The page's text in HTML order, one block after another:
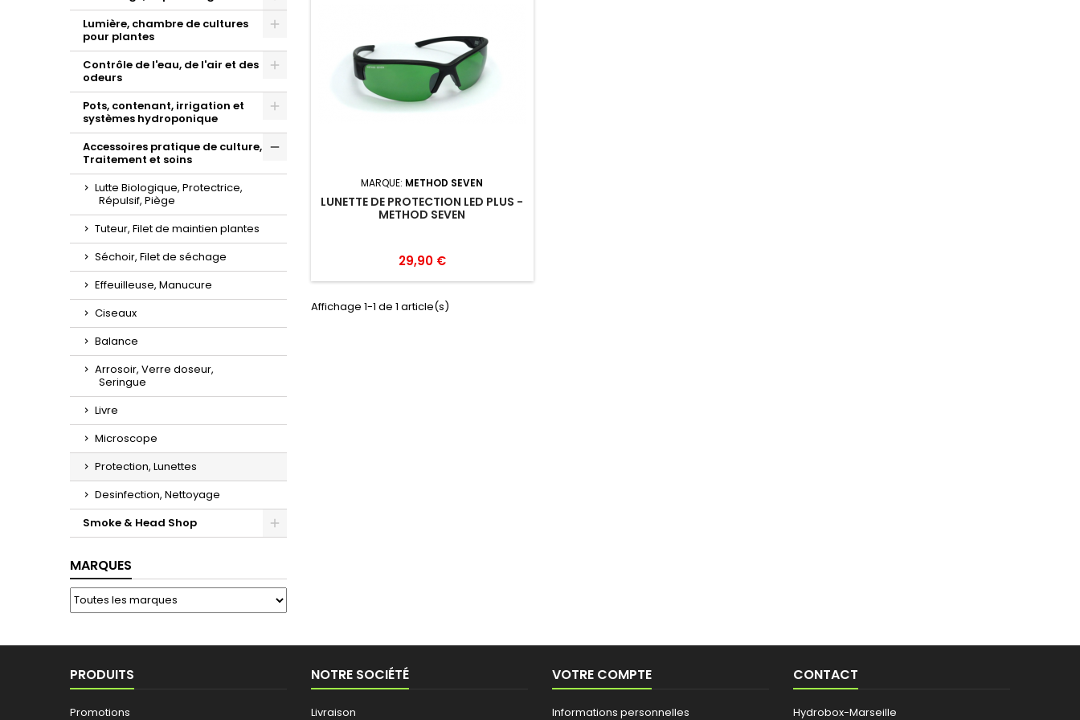
Lumière, chambre de cultures
pour plantes
Contrôle de l'eau, de l'air et des
odeurs
Pots, contenant, irrigation et
systèmes hydroponique
Accessoires pratique de culture,
Traitement et soins
Lutte Biologique, Protectrice,
Répulsif, Piège
Tuteur, Filet de maintien plantes
Séchoir, Filet de séchage
Effeuilleuse, Manucure
Ciseaux
Balance
Arrosoir, Verre doseur,
Seringue
Livre
Microscope
Protection, Lunettes
Desinfection, Nettoyage
Smoke & Head Shop
MARQUES
MARQUE: METHOD SEVEN
LUNETTE DE PROTECTION LED PLUS -
METHOD SEVEN
29,90 €
Affichage 1-1 de 1 article(s)
PRODUITS
Promotions
NOTRE SOCIÉTÉ
Livraison
VOTRE COMPTE
Informations personnelles
CONTACT
Hydrobox-Marseille